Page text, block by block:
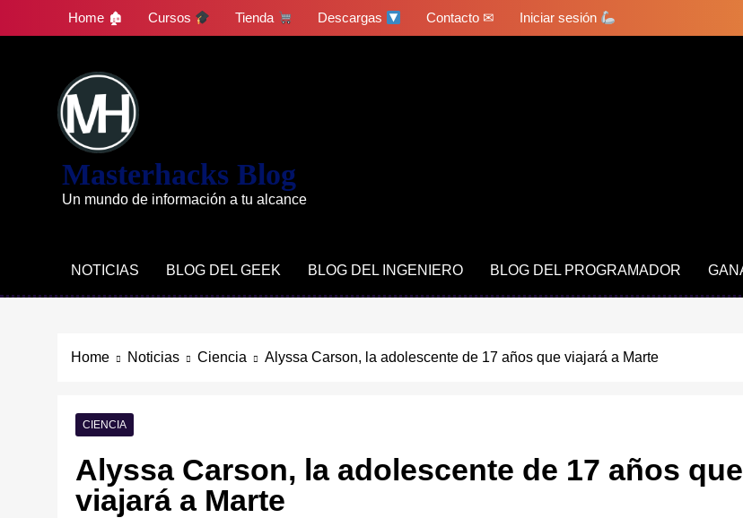
Home 🏚 Cursos Tienda Descargas Contacto ✉ Iniciar sesión
Masterhacks Blog
Un mundo de información a tu alcance
NOTICIAS BLOG DEL GEEK BLOG DEL INGENIERO BLOG DEL PROGRAMADOR
Home Noticias Ciencia Alyssa Carson, la adolescente de 17 años que viajará a Marte
CIENCIA
Alyssa Carson, la adolescente de 17 años que
viajará a Marte